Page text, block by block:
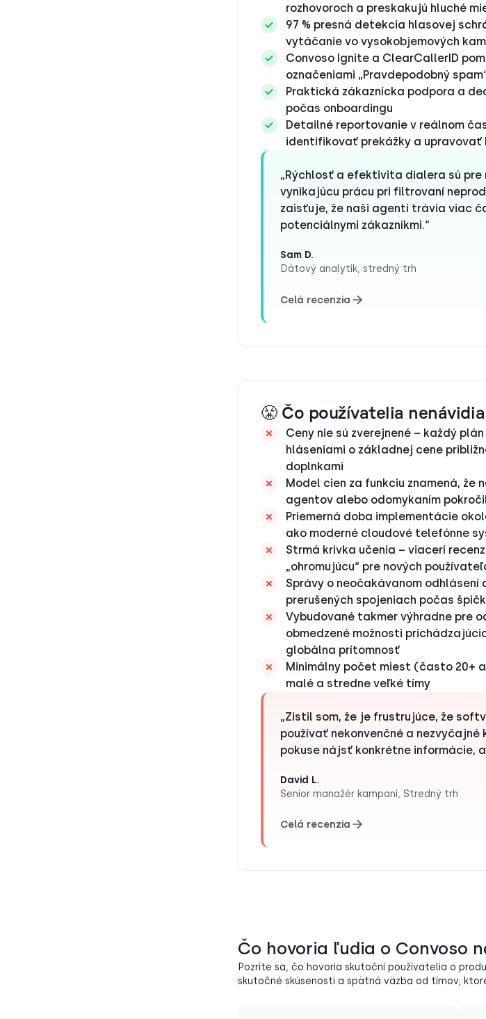
rozhovoroch a preskakujú hluché
97 % presná detekcia hlasovej
vytáčanie vo vysokobjemových
Convoso Ignite a ClearCallerID
označeniami „Pravdepodobný
Praktická zákaznícka podpora a
počas onboardingu
Detailné reportovanie v reálnom
identifikovať prekážky a upravovať
„Rýchlosť a efektivita dialera sú pre
vynikajúcu prácu pri filtrovaní
zaisťuje, že naši agenti trávia viac
potenciálnymi zákazníkmi.“
Sam D.
Dátový analytik, stredný trh
Celá recenzia
😤 Čo používatelia nenávidia
Ceny nie sú zverejnené – každý
hláseniami o základnej cene
doplnkami
Model cien za funkciu znamená,
agentov alebo odomykaním
Priemerná doba implementácie
ako moderné cloudové telefónne
Strmá krivka učenia – viacerí
„ohromujúcu“ pre nových
Správy o neočakávanom odhlásení
prerušených spojeniach počas
Vybudované takmer výhradne pre
obmedzené možnosti
globálna prítomnosť
Minimálny počet miest (často 20+
malé a stredne veľké tímy
„Zistil som, že je frustrujúce, že
používať nekonvenčné a
pokuse nájsť konkrétne informácie,
David L.
Senior manažér kampaní, Stredný trh
Celá recenzia
Čo hovoria ľudia o Convoso
Pozrite sa, čo hovoria skutoční používatelia o
skutočné skúsenosti a spätná väzba od tímov,